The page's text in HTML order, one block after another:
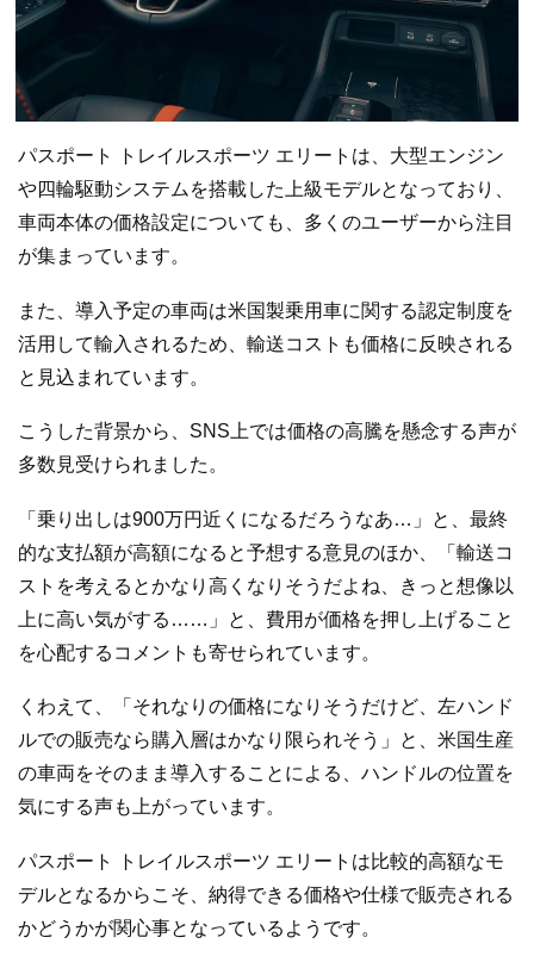
パスポート トレイルスポーツ エリートは、大型エンジン
や四輪駆動システムを搭載した上級モデルとなっており、
車両本体の価格設定についても、多くのユーザーから注目
が集まっています。
また、導入予定の車両は米国製乗用車に関する認定制度を
活用して輸入されるため、輸送コストも価格に反映される
と見込まれています。
こうした背景から、SNS上では価格の高騰を懸念する声が
多数見受けられました。
「乗り出しは900万円近くになるだろうなあ…」と、最終
的な支払額が高額になると予想する意見のほか、「輸送コ
ストを考えるとかなり高くなりそうだよね、きっと想像以
上に高い気がする……」と、費用が価格を押し上げること
を心配するコメントも寄せられています。
くわえて、「それなりの価格になりそうだけど、左ハンド
ルでの販売なら購入層はかなり限られそう」と、米国生産
の車両をそのまま導入することによる、ハンドルの位置を
気にする声も上がっています。
パスポート トレイルスポーツ エリートは比較的高額なモ
デルとなるからこそ、納得できる価格や仕様で販売される
かどうかが関心事となっているようです。